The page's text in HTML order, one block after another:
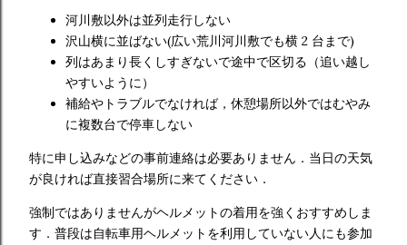
河川敷以外は並列走行しない
沢山横に並ばない(広い荒川河川敷でも横 2 台まで)
列はあまり長くしすぎないで途中で区切る（追い越し
やすいように）
補給やトラブルでなければ，休憩場所以外ではむやみ
に複数台で停車しない
特に申し込みなどの事前連絡は必要ありません．当日の天気
が良ければ直接習合場所に来てください．
強制ではありませんがヘルメットの着用を強くおすすめしま
す．普段は自転車用ヘルメットを利用していない人にも参加